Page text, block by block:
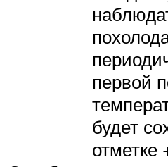
первой
будет
отметке